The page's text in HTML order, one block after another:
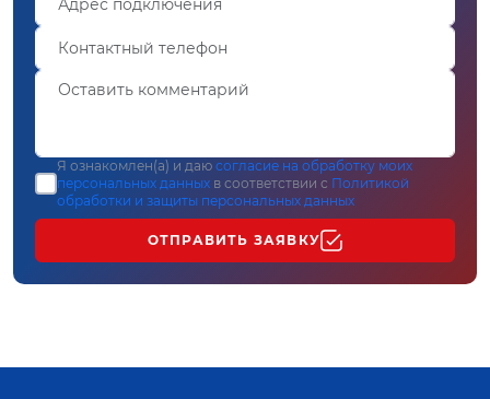
Я ознакомлен(а) и даю согласие на обработку моих
персональных данных в соответствии с Политикой
обработки и защиты персональных данных
ОТПРАВИТЬ ЗАЯВКУ